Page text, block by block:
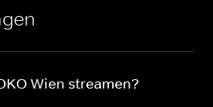
Wien streamen?